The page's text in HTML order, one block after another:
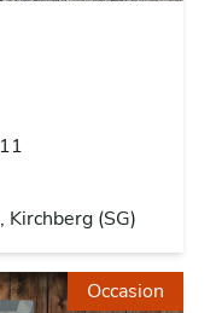
(SG)
Occasion